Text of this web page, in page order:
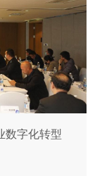
数字化转型